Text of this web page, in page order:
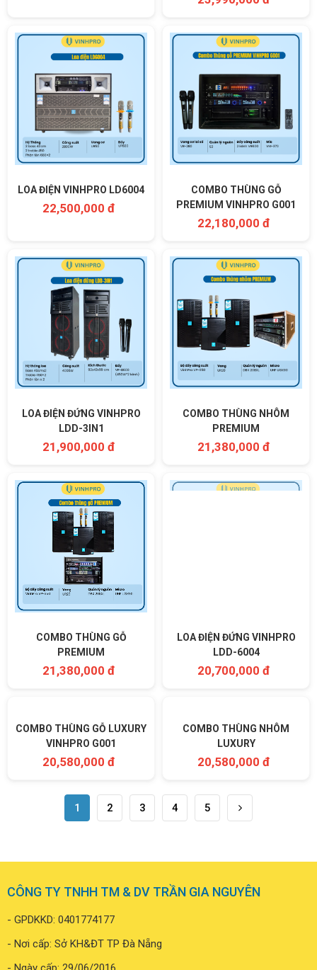
LOA ĐIỆN VINHPRO LD6004
22,500,000 đ
COMBO THÙNG GỖ
PREMIUM VINHPRO G001
22,180,000 đ
LOA ĐIỆN ĐỨNG VINHPRO
LDD-3IN1
21,900,000 đ
COMBO THÙNG NHÔM
PREMIUM
21,380,000 đ
COMBO THÙNG GỖ
PREMIUM
21,380,000 đ
LOA ĐIỆN ĐỨNG VINHPRO
LDD-6004
20,700,000 đ
COMBO THÙNG GỖ LUXURY
20,580,000 đ
COMBO THÙNG NHÔM
LUXURY
20,580,000 đ
1 2 3